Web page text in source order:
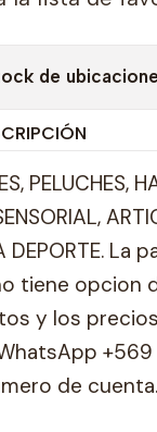
de
PELUCHES,
DEPORTE. La
tiene opcion
y los
+569
de